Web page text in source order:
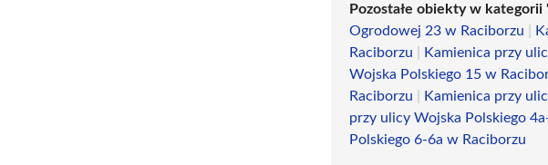
Pozostałe obiekty w kategorii
Ogrodowej 23 w Raciborzu
Raciborzu
Kamienica przy
Wojska Polskiego 15 w
Raciborzu
Kamienica przy
przy ulicy Wojska Polskiego
Polskiego 6-6a w Raciborzu